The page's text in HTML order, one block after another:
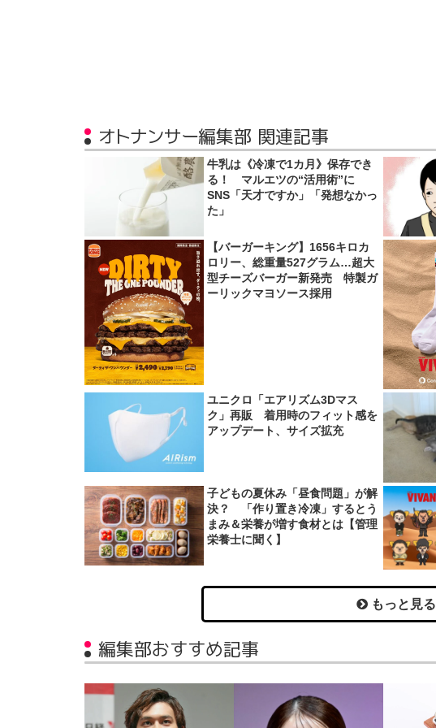
オトナンサー編集部 関連記事
牛乳は《冷凍で1カ月》保存でき
る！ マルエツの“活用術”に
SNS「天才ですか」「発想なかっ
た」
【バーガーキング】1656キロカ
ロリー、総重量527グラム…超大
型チーズバーガー新発売 特製ガ
ーリックマヨソース採用
ユニクロ「エアリズム3Dマス
ク」再販 着用時のフィット感を
アップデート、サイズ拡充
子どもの夏休み「昼食問題」が解
決？ 「作り置き冷凍」するとう
まみ＆栄養が増す食材とは【管理
栄養士に聞く】
もっと見る
編集部おすすめ記事